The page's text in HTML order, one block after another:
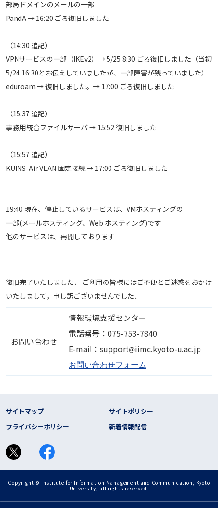
部局ドメインのメールの一部
PandA → 16:20 ごろ復旧しました
（14:30 追記）
VPNサービスの一部（IKEv2）→ 5/25 8:30 ごろ復旧しました （当初
5/24 16:30とお伝えしていましたが、一部障害が残っていました）
eduroam → 復旧しました。→ 17:00 ごろ復旧しました
（15:37 追記）
事務用統合ファイルサーバ → 15:52 復旧しました
（15:57 追記）
KUINS-Air VLAN 固定接続 → 17:00 ごろ復旧しました
19:40 現在、停止しているサービスは、VMホスティングの
一部(メールホスティング、Web ホスティング)です
他のサービスは、再開しております
復旧完了いたしました． ご利用の皆様にはご不便とご迷惑をおかけ
いたしまして，申し訳ございませんでした．
お問い合わせ
情報環境支援センター
電話番号：075-753-7840
E-mail：support画像
iimc.kyoto-u.ac.jp
お問い合わせフォーム
フッター リンク
サイトマップ
サイトポリシー
プライバシーポリシー
新着情報配信
Copyright © Institute for Information Management and Communication, Kyoto
University, all rights reserved.